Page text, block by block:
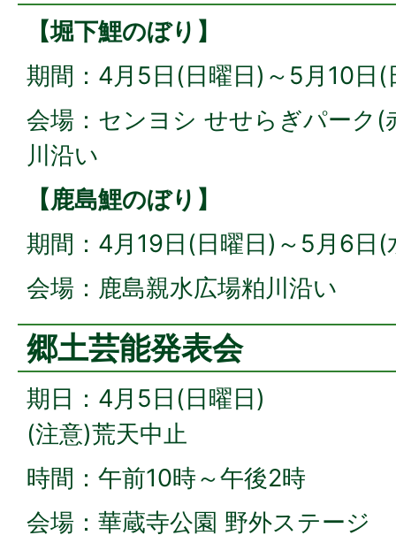
【堀下鯉のぼり】
期間：4月5日(日曜日)～5月10日(
会場：センヨシ せせらぎパーク(
川沿い
【鹿島鯉のぼり】
期間：4月19日(日曜日)～5月6日(
会場：鹿島親水広場粕川沿い
郷土芸能発表会
期日：4月5日(日曜日)
(注意)荒天中止
時間：午前10時～午後2時
会場：華蔵寺公園 野外ステージ